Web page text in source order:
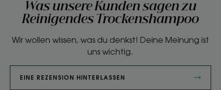
Was unsere Kunden sagen zu
Reinigendes Trockenshampoo
Wir wollen wissen, was du denkst! Deine Meinung ist
uns wichtig.
EINE REZENSION HINTERLASSEN